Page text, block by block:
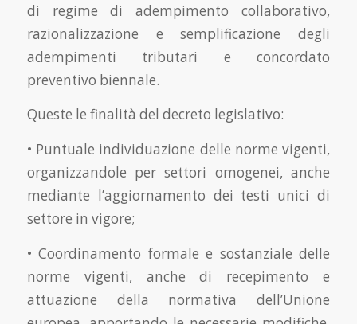
di regime di adempimento collaborativo,
razionalizzazione e semplificazione degli
adempimenti tributari e concordato
preventivo biennale.
Queste le finalità del decreto legislativo:
• Puntuale individuazione delle norme vigenti,
organizzandole per settori omogenei, anche
mediante l’aggiornamento dei testi unici di
settore in vigore;
• Coordinamento formale e sostanziale delle
norme vigenti, anche di recepimento e
attuazione della normativa dell’Unione